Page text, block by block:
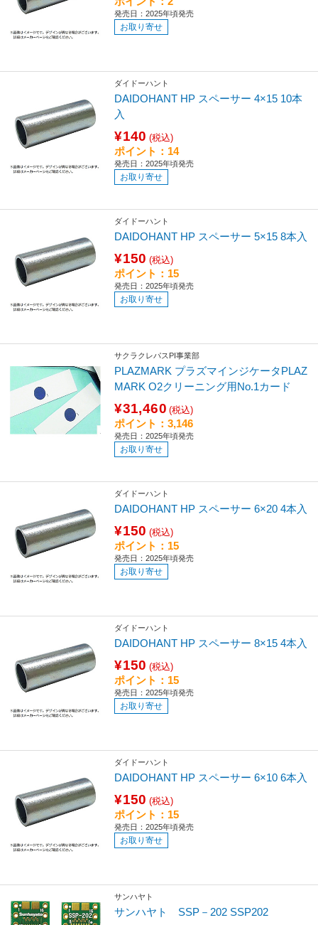
発売日：2025年頃発売
お取り寄せ
ダイドーハント
DAIDOHANT HP スペーサー 4×15 10本
入
¥140 (税込)
ポイント：14
発売日：2025年頃発売
お取り寄せ
ダイドーハント
DAIDOHANT HP スペーサー 5×15 8本入
¥150 (税込)
ポイント：15
発売日：2025年頃発売
お取り寄せ
サクラクレパスPI事業部
PLAZMARK プラズマインジケータPLAZ
MARK О2クリーニング用Nо.1カード
¥31,460 (税込)
ポイント：3,146
発売日：2025年頃発売
お取り寄せ
ダイドーハント
DAIDOHANT HP スペーサー 6×20 4本入
¥150 (税込)
ポイント：15
発売日：2025年頃発売
お取り寄せ
ダイドーハント
DAIDOHANT HP スペーサー 8×15 4本入
¥150 (税込)
ポイント：15
発売日：2025年頃発売
お取り寄せ
ダイドーハント
DAIDOHANT HP スペーサー 6×10 6本入
¥150 (税込)
ポイント：15
発売日：2025年頃発売
お取り寄せ
サンハヤト
サンハヤト SSP－202 SSP202